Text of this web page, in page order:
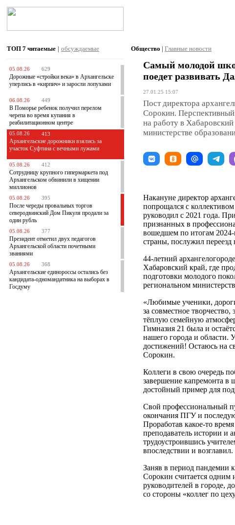
ТОП 7 читаемые | обсуждаемые
05.08.26 629
Дорожные «стройки века» в Архангельске
уперлись в «кирпич» и заросли лопухами
06.08.26 449
В Поморье ребенок получил перелом
черепа во время купания в
реабилитационном центре
05.08.26 413
Архангельские дорожники взялись за
участок Суфтина с вечными лужами
05.08.26 412
Сотрудницу крупного гипермаркета под
Архангельском обвинили в хищении
миллионов
05.08.26 395
После череды провальных торгов
северодвинский Дом Пикуля продали за
один рубль
05.08.26 377
Президент отметил двух педагогов
Архангельской области почетными
званиями
05.08.26 368
Архангельские единороссы остались без
кандидата-одномандатника на выборах в
Госдуму
Общество | Главные новости
Самый молодой
поедет развивать
27.01.25 15:07
Пост директора
Сорокин.
на работу в
министерстве
Накануне директор
попрощался с
руководил с 2021 года.
признанных в
вошедшем по итогам
страны, послужил переезд
44-летний
Хабаровский край, где
подготовки молодого
региональном
«Любимые ученики,
за совместное
тёплую семейную
Гимназия 21 была и
нашего города и области.
достижений! Остаюсь на
Сорокин.
Коллеги в свою очередь
завершение капремонта в
достойный пример для
Свой профессиональный
окончания ПГУ и
Проработав какое-то
преподаватель истории и
трудоустроившись
впоследствии и возглавил.
Заняв в период пандемии
Сорокин считается
руководителей в городе,
со стороны «коллег по